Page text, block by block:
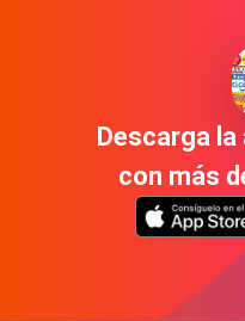
Descarga
con más